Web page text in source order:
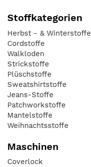
Stoffkategorien
Herbst - & Winterstoffe
Cordstoffe
Walkloden
Strickstoffe
Plüschstoffe
Sweatshirtstoffe
Jeans-Stoffe
Patchworkstoffe
Mantelstoffe
Weihnachtsstoffe
Maschinen
Coverlock